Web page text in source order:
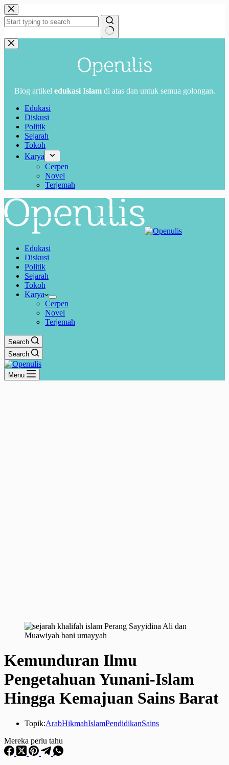
Skip
to
content
No
results
Blog artikel edukasi Islamdi atas dan untuk semua golongan.
Edukasi
Diskusi
Politik
Sejarah
Tokoh
Karya
Cerpen
Novel
Terjemah
Edukasi
Diskusi
Politik
Sejarah
Tokoh
Karya
Cerpen
Novel
Terjemah
Search
Search
Menu
Kemunduran Ilmu
Pengetahuan Yunani-Islam
Hingga Kemajuan Sains Barat
Topik:ArabHikmahIslamPendidikanSains
Mereka perlu tahu